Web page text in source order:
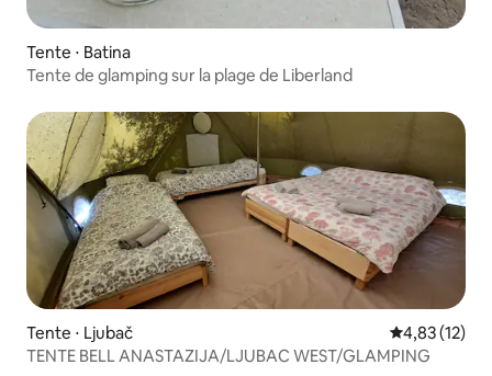
Tente ⋅ Batina
Tente de glamping sur la plage de Liberland
Tente ⋅ Ljubač Évaluation
4,83 (12)
TENTE BELL ANASTAZIJA/LJUBAC WEST/GLAMPING